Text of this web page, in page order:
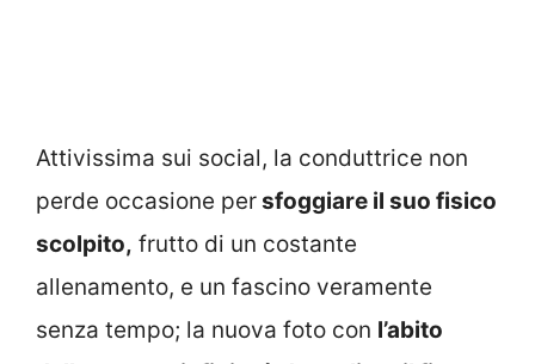
Attivissima sui social, la conduttrice non
perde occasione persfoggiare il suo fisico
scolpito, frutto di un costante
allenamento, e un fascino veramente
senza tempo; la nuova foto con l’abito